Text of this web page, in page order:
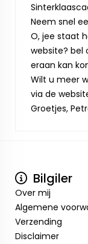
Neem snel
O, jee staat
website? bel
eraan kan
Wilt u meer
via de
Groetjes,
Bilgiler
Over mij
Algemene
Verzending
Disclaimer